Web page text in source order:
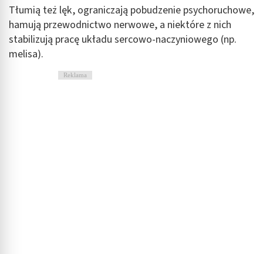
Tłumią też lęk, ograniczają pobudzenie psychoruchowe,
hamują przewodnictwo nerwowe, a niektóre z nich
stabilizują pracę układu sercowo-naczyniowego (np.
melisa).
Reklama